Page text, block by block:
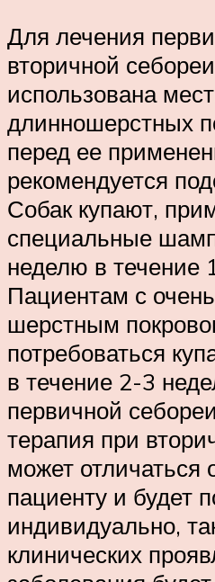
Для лечения
вторичной
использована
длинношерстных
перед ее
рекомендуется
Собак купают,
специальные
неделю в течение
Пациентам с
шерстным
потребоваться
в течение 2-3
первичной
терапия при
может отличаться
пациенту и будет
индивидуально,
клинических